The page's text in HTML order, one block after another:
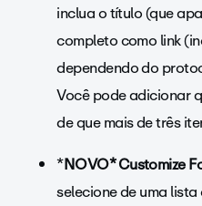
inclua o título (que
completo como link
dependendo do
Você pode adicionar
de que mais de três
*NOVO* Customize
selecione de uma